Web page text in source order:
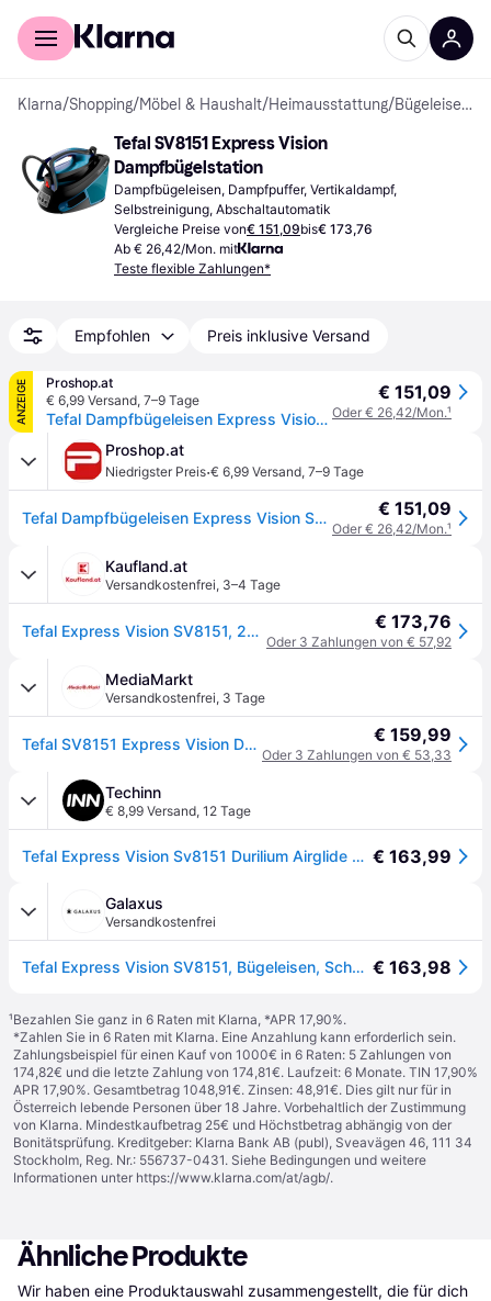
Für Shopper
Klarna/Shopping/Möbel & Haushalt/Heimausstattung/ Bügeleisen & Dampfbügeleisen
Tefal SV8151 Express Vision
Dampfbügelstation
Dampfbügeleisen, Dampfpuffer, Vertikaldampf,
Selbstreinigung, Abschaltautomatik
Vergleiche Preise von€ 151,09bis€ 173,76
Ab € 26,42/Mon. mit
Teste flexible Zahlungen*
Empfohlen Preis inklusive Versand
ANZEIGE
Proshop.at
€ 6,99 Versand, 7–9 Tage
Tefal Dampfbügeleisen Express Vision SV8151 - steam generator iron - sole plate: Durilium AirGlide Autoclean
€ 151,09
Oder € 26,42/Mon.¹
Proshop.at
Niedrigster Preis·€ 6,99 Versand, 7–9 Tage
Tefal Dampfbügeleisen Express Vision SV8151 - steam generator iron - sole plate: Durilium AirGlide Autoclean € 151,09
Oder € 26,42/Mon.¹
Kaufland.at
Versandkostenfrei, 3–4 Tage
Tefal Express Vision SV8151, 2800 W, 500 g/min, Durilium AirGlide Autoclean soleplate, 7 bar, 1,8 l, 130 g/min € 173,76
Oder 3 Zahlungen von € 57,92
MediaMarkt
Versandkostenfrei, 3 Tage
Tefal SV8151 Express Vision Dampfbügelstation (7 bar, 2800 Watt, 1,8 l Wassertank, Blau) € 159,99
Oder 3 Zahlungen von € 53,33
Techinn
€ 8,99 Versand, 12 Tage
Tefal Express Vision Sv8151 Durilium Airglide Autoclean Soleplate 1.8l 2800w Steam Iron Blau One Size / EU Plug 220V € 163,99
Galaxus
Versandkostenfrei
Tefal Express Vision SV8151, Bügeleisen, Schwarz, Blau € 163,98
¹Bezahlen Sie ganz in 6 Raten mit Klarna, *APR 17,90%.
*Zahlen Sie in 6 Raten mit Klarna. Eine Anzahlung kann erforderlich sein.
Zahlungsbeispiel für einen Kauf von 1000€ in 6 Raten: 5 Zahlungen von
174,82€ und die letzte Zahlung von 174,81€. Laufzeit: 6 Monate. TIN 17,90%
APR 17,90%. Gesamtbetrag 1048,91€. Zinsen: 48,91€. Dies gilt nur für in
Österreich lebende Personen über 18 Jahre. Vorbehaltlich der Zustimmung
von Klarna. Mindestkaufbetrag 25€ und Höchstbetrag abhängig von der
Bonitätsprüfung. Kreditgeber: Klarna Bank AB (publ), Sveavägen 46, 111 34
Stockholm, Reg. Nr.: 556737-0431. Siehe Bedingungen und weitere
Informationen unter https://www.klarna.com/at/agb/.
Ähnliche Produkte
Wir haben eine Produktauswahl zusammengestellt, die für dich